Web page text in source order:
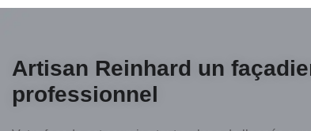
Artisan Reinhard un
professionnel